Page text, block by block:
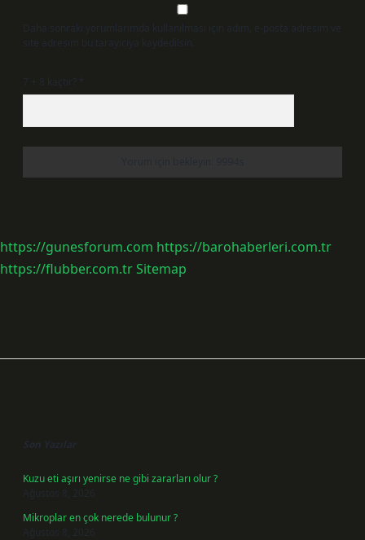
Daha sonraki yorumlarımda kullanılması için adım, e-posta adresim ve
site adresim bu tarayıcıya kaydedilsin.
7 + 8 kaçtır? *
https://gunesforum.com https://barohaberleri.com.tr
https://flubber.com.trSitemap
Son Yazılar
Kuzu eti aşırı yenirse ne gibi zararları olur ?
Ağustos 8, 2026
Mikroplar en çok nerede bulunur ?
Ağustos 8, 2026